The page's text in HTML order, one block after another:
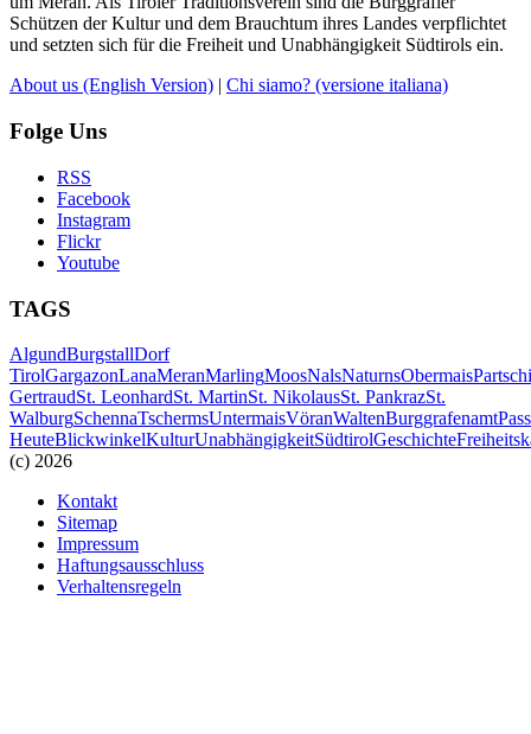
Schützen der Kultur und dem Brauchtum ihres Landes verpflichtet
und setzten sich für die Freiheit und Unabhängigkeit Südtirols ein.
About us (English Version) | Chi siamo? (versione italiana)
Folge Uns
RSS
Facebook
Instagram
Flickr
Youtube
TAGS
AlgundBurgstallDorf
TirolGargazonLanaMeranMarlingMoosNalsNaturnsObermais
GertraudSt. LeonhardSt. MartinSt. NikolausSt. PankrazSt.
WalburgSchennaTschermsUntermaisVöranWaltenBurggrafenamt
HeuteBlickwinkelKulturUnabhängigkeitSüdtirolGeschichte
(c) 2026
Kontakt
Sitemap
Impressum
Haftungsausschluss
Verhaltensregeln